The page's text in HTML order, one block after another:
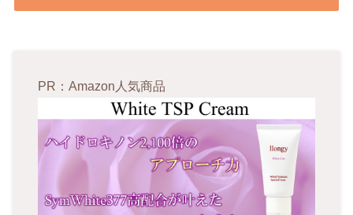
PR：Amazon人気商品